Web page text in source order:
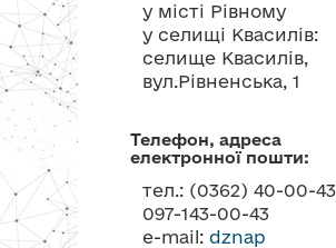
у місті Рівному
у селищі Квасилів:
селище Квасилів,
вул.Рівненська, 1
Телефон, адреса
електронної пошти:
тел.: (0362) 40-00-
097-143-00-43
e-mail: dznap